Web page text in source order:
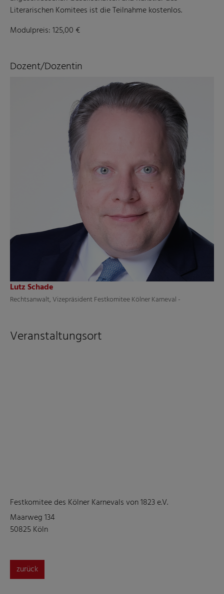
Literarischen Komitees ist die Teilnahme kostenlos.
Modulpreis: 125,00 €
Dozent/Dozentin
Lutz Schade
Rechtsanwalt, Vizepräsident Festkomitee Kölner Karneval -
Veranstaltungsort
Festkomitee des Kölner Karnevals von 1823 e.V.
Maarweg 134
50825 Köln
zurück